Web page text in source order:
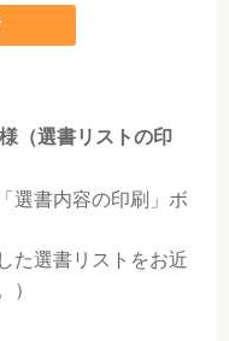
（選書リストの印
選書内容の印刷」ボ
た選書リストをお近
）